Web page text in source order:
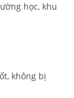
học, khu
không bị